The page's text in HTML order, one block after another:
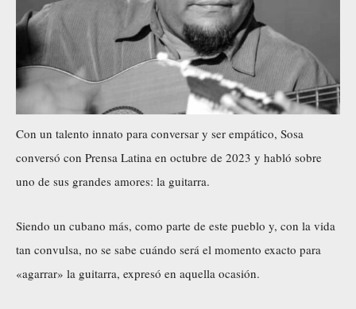
Con un talento innato para conversar y ser empático, Sosa
conversó con Prensa Latina en octubre de 2023 y habló sobre
uno de sus grandes amores: la guitarra.
Siendo un cubano más, como parte de este pueblo y, con la vida
tan convulsa, no se sabe cuándo será el momento exacto para
«agarrar» la guitarra, expresó en aquella ocasión.